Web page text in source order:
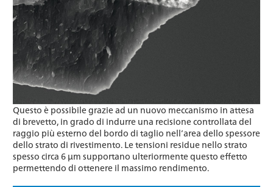
Questo è possibile grazie ad un nuovo meccanismo in attesa
di brevetto, in grado di indurre una recisione controllata del
raggio più esterno del bordo di taglio nell’area dello spessore
dello strato di rivestimento. Le tensioni residue nello strato
spesso circa 6 μm supportano ulteriormente questo effetto
permettendo di ottenere il massimo rendimento.